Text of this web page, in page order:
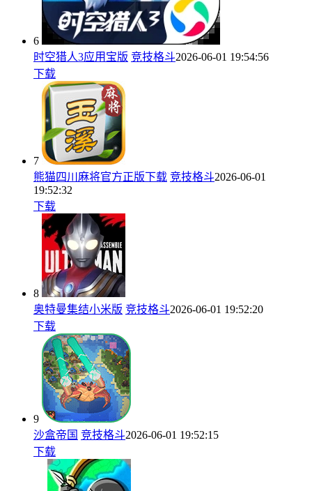
6
时空猎人3应用宝版 竞技格斗2026-06-01 19:54:56
下载
7
熊猫四川麻将官方正版下载 竞技格斗2026-06-01
19:52:32
下载
8
奥特曼集结小米版 竞技格斗2026-06-01 19:52:20
下载
9
沙盒帝国 竞技格斗2026-06-01 19:52:15
下载